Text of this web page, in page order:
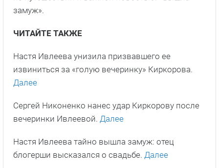
замуж».
ЧИТАЙТЕ ТАКЖЕ
Настя Ивлеева унизила призвавшего ее
извиниться за «голую вечеринку» Киркорова.
Далее
Сергей Никоненко нанес удар Киркорову после
вечеринки Ивлеевой. Далее
Настя Ивлеева тайно вышла замуж: отец
блогерши высказался о свадьбе. Далее